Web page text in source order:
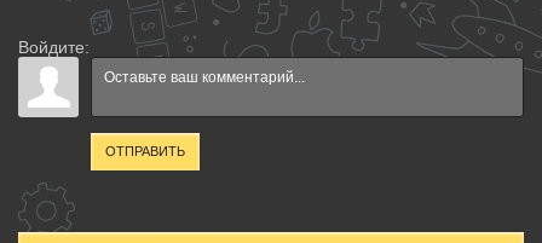
Войдите:
ОТПРАВИТЬ